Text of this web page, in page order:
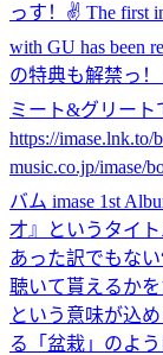
っす！✌️ The first
with GU has been
の特典も解禁っ
ミート&グリート
https://imase.lnk.to/
music.co.jp/imase/
バム imase 1st
才』というタイ
あった訳でもな
聴いて貰えるか
という意味が込
る「盆栽」のよ